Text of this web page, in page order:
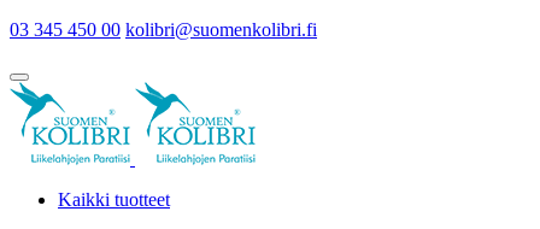
03 345 450 00 kolibri@suomenkolibri.fi
Kaikki tuotteet